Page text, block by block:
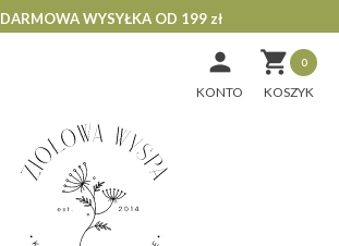
DARMOWA WYSYŁKA OD 199 zł
 0

KONTO